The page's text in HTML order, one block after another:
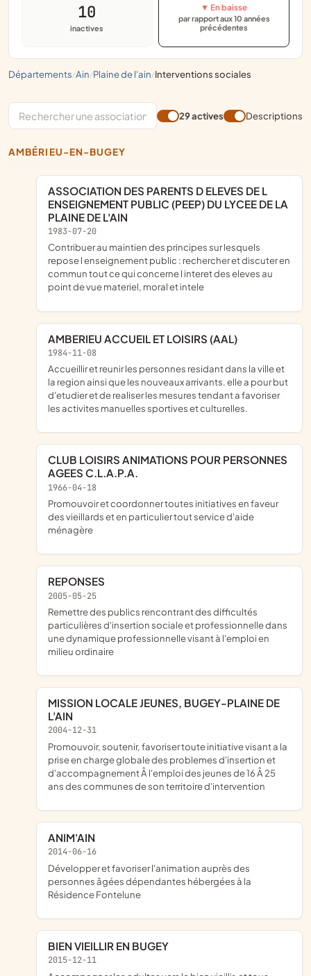
départements/ ain/ plaine de l'ain/ interventions sociales
10
inactives
▼ En baisse
par rapport aux 10 années
précédentes
29 actives Descriptions
AMBÉRIEU-EN-BUGEY
ASSOCIATION DES PARENTS D ELEVES DE L
ENSEIGNEMENT PUBLIC (PEEP) DU LYCEE DE LA
PLAINE DE L'AIN
1983-07-20
contribuer au maintien des principes sur lesquels
repose l enseignement public : rechercher et discuter en
commun tout ce qui concerne l interet des eleves au
point de vue materiel, moral et intele
AMBERIEU ACCUEIL ET LOISIRS (AAL)
1984-11-08
accueillir et reunir les personnes residant dans la ville et
la region ainsi que les nouveaux arrivants. elle a pour but
d'etudier et de realiser les mesures tendant a favoriser
les activites manuelles sportives et culturelles.
CLUB LOISIRS ANIMATIONS POUR PERSONNES
AGEES C.L.A.P.A.
1966-04-18
promouvoir et coordonner toutes initiatives en faveur
des vieillards et en particulier tout service d'aide
ménagère
REPONSES
2005-05-25
remettre des publics rencontrant des difficultés
particulières d'insertion sociale et professionnelle dans
une dynamique professionnelle visant à l'emploi en
milieu ordinaire
MISSION LOCALE JEUNES, BUGEY-PLAINE DE
L'AIN
2004-12-31
promouvoir, soutenir, favoriser toute initiative visant a la
prise en charge globale des problemes d'insertion et
d'accompagnement Â l'emploi des jeunes de 16 Â 25
ans des communes de son territoire d'intervention
ANIM'AIN
2014-06-16
développer et favoriser l'animation auprès des
personnes âgées dépendantes hébergées à la
Résidence Fontelune
BIEN VIEILLIR EN BUGEY
2015-12-11